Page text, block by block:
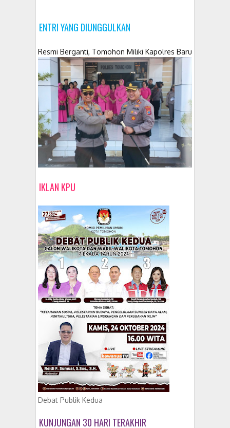
ENTRI YANG DIUNGGULKAN
Resmi Berganti, Tomohon Miliki Kapolres Baru
IKLAN KPU
Debat Publik Kedua
KUNJUNGAN 30 HARI TERAKHIR